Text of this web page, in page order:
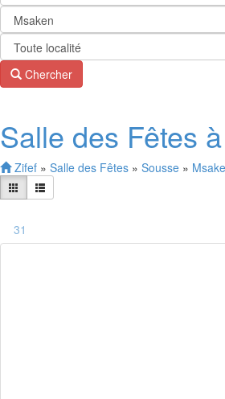
Chercher
Salle des Fêtes
Zifef » Salle des Fêtes » Sousse »
31